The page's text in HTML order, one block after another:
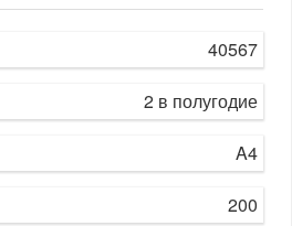
40567
2 в полугодие
A4
200